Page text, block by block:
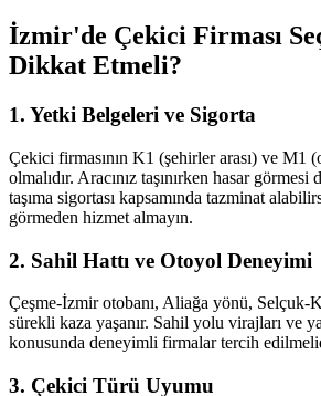
İzmir'de Çekici Firması
Dikkat Etmeli?
1. Yetki Belgeleri ve Sigorta
Çekici firmasının K1 (şehirler arası) ve M1
olmalıdır. Aracınız taşınırken hasar
taşıma sigortası kapsamında tazminat
görmeden hizmet almayın.
2. Sahil Hattı ve Otoyol Deneyimi
Çeşme-İzmir otobanı, Aliağa yönü, Selçuk-
sürekli kaza yaşanır. Sahil yolu virajları ve
konusunda deneyimli firmalar tercih
3. Çekici Türü Uyumu